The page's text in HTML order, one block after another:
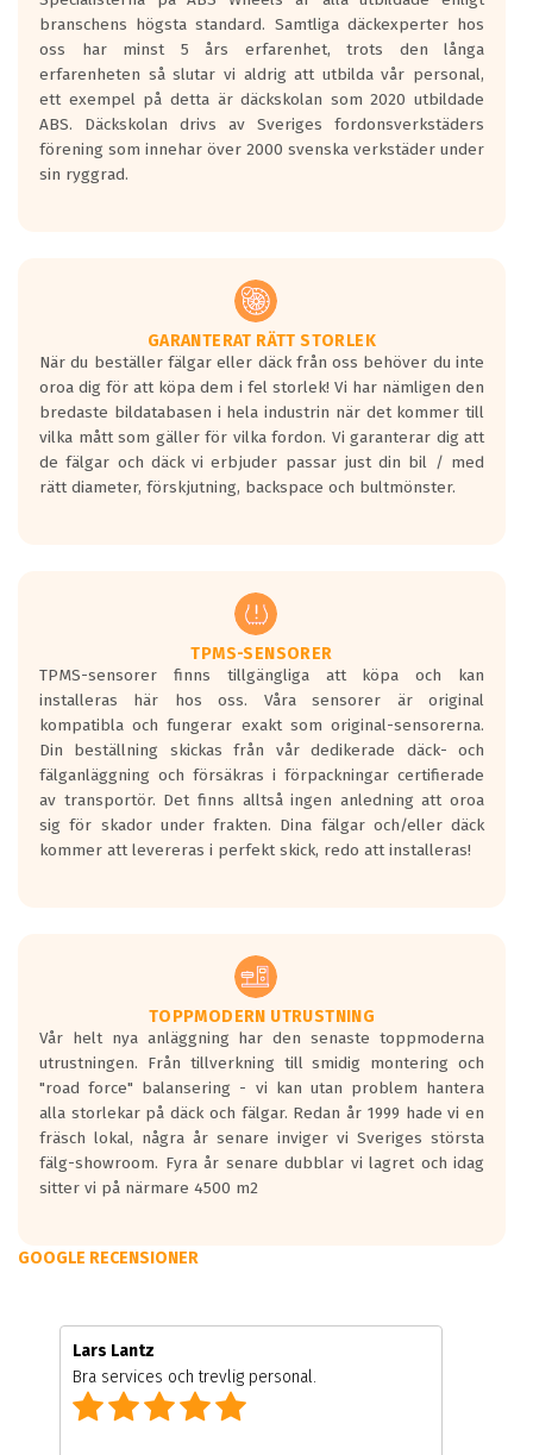
längsta.
Inga D eller G betyg delas ut för
personbilar och lätta lastbilar.
Betyget sätts efter ett test där däcken
skall bromsa in på en väg där det ligger
0.5-1.5 mm vatten.
I 80km/h kommer skillnaden på
Vid körning i över 50km/h brukar
rullmotståndets ljud överträffa
motorljudet.
På däckmärkningen kommer det finnas
en symbol av ett däck med vågar. Hög
bullernivå markeras med svarta vågor
medans de vita vågorna påvisar om det är
ett tyst däck.
regelverket som introduceras år 2016.
Ett däck med två svarta vågor är redan
godkända för år 2016 nya regelverk.
Ett däck med en svart våg kommer vara
minst tre decibel tystare än det
regelverk som börjar gälla 2016.
branschens högsta standard. Samtliga däckexperter hos
oss har minst 5 års erfarenhet, trots den långa
erfarenheten så slutar vi aldrig att utbilda vår personal,
ett exempel på detta är däckskolan som 2020 utbildade
ABS. Däckskolan drivs av Sveriges fordonsverkstäders
förening som innehar över 2000 svenska verkstäder under
sin ryggrad.
GARANTERAT RÄTT STORLEK
När du beställer fälgar eller däck från oss behöver du inte
oroa dig för att köpa dem i fel storlek! Vi har nämligen den
bredaste bildatabasen i hela industrin när det kommer till
vilka mått som gäller för vilka fordon. Vi garanterar dig att
de fälgar och däck vi erbjuder passar just din bil / med
rätt diameter, förskjutning, backspace och bultmönster.
TPMS-SENSORER
TPMS-sensorer finns tillgängliga att köpa och kan
installeras här hos oss. Våra sensorer är original
kompatibla och fungerar exakt som original-sensorerna.
Din beställning skickas från vår dedikerade däck- och
fälganläggning och försäkras i förpackningar certifierade
av transportör. Det finns alltså ingen anledning att oroa
sig för skador under frakten. Dina fälgar och/eller däck
kommer att levereras i perfekt skick, redo att installeras!
TOPPMODERN UTRUSTNING
Vår helt nya anläggning har den senaste toppmoderna
utrustningen. Från tillverkning till smidig montering och
"road force" balansering - vi kan utan problem hantera
alla storlekar på däck och fälgar. Redan år 1999 hade vi en
fräsch lokal, några år senare inviger vi Sveriges största
fälg-showroom. Fyra år senare dubblar vi lagret och idag
sitter vi på närmare 4500 m2
GOOGLE RECENSIONER
Lars Lantz
Bra services och trevlig personal.